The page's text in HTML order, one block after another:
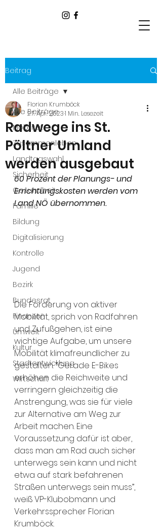
Beitrag
Alle Beiträge
Mobilität
Zusammenleben
Landtagswahl
Sicherheit
Gesundheit
Familie
Bildung
Digitalisierung
Kontrolle
Jugend
Bezirk
Bundesrat
Finanzen
Umwelt
Kultur
Stadtentwicklung
Wirtschaft
Alle Beiträge
Radwege ins St.
Pöltner Umland
werden ausgebaut
Florian Krumböck
27. Apr. 20231 Min. Lesezeit
60 Prozent der Planungs- und
Errichtungskosten werden vom
Land NÖ übernommen.
Die Förderung von aktiver
Mobilität, sprich von Radfahren
und Zufuß­gehen, ist eine
wichtige Aufgabe, um unsere
Mobilität klimafreundlicher zu
gestalten. “Gerade E-Bikes
erhöhen die Reichweite und
verringern gleichzeitig die
Anstrengung, was sie für viele
zur Alternative am Weg zur
Arbeit machen. Eine
Voraussetzung dafür ist aber,
dass man am Rad auch sicher
unterwegs sein kann und nicht
etwa auf stark befahrenen
Straßen unterwegs sein muss”,
weiß VP-Klubobmann und
Verkehrssprecher Florian
Krumböck.